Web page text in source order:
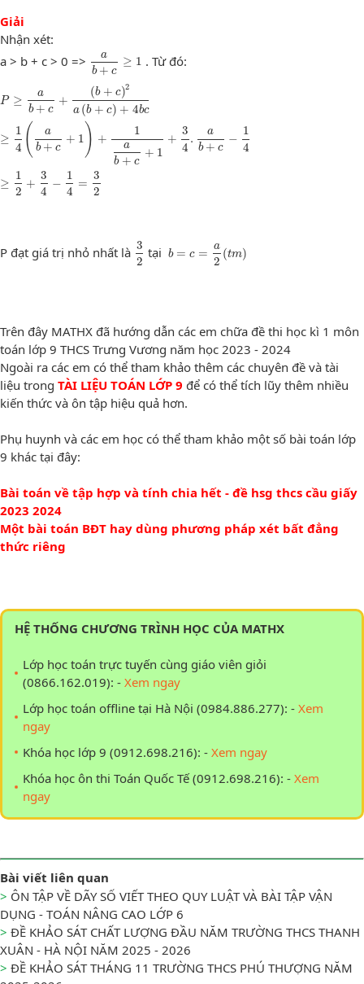
Giải
Nhận xét:
a > b + c > 0 =>
a
b + c
≥ 1
b+ ≥ . Từ đó:
P ≥
a
b + c
+
(b + c)2
a (b + c) + 4bc
≥
1
4 (
a
b + c
+ 1 ) +
1
a
b + c
+ 1
+
3
4
.
a
b + c
−
1
4
≥
1
2
+
3
4
−
1
4
=
3
2
P≥ +c a(b+ c)+
P đạt giá trị nhỏ nhất là 3
2
32 tại b = c =
a
2
(tm)
b tm
Trên đây MATHX đã hướng dẫn các em chữa đề thi học kì 1 môn
toán lớp 9 THCS Trưng Vương năm học 2023 - 2024
Ngoài ra các em có thể tham khảo thêm các chuyên đề và tài
liệu trong TÀI LIỆU TOÁN LỚP 9 để có thể tích lũy thêm nhiều
kiến thức và ôn tập hiệu quả hơn.
Phụ huynh và các em học có thể tham khảo một số bài toán lớp
9 khác tại đây:
Bài toán về tập hợp và tính chia hết - đề hsg thcs cầu giấy
2023 2024
Một bài toán BĐT hay dùng phương pháp xét bất đẳng
thức riêng
HỆ THỐNG CHƯƠNG TRÌNH HỌC CỦA MATHX
Lớp học toán trực tuyến cùng giáo viên giỏi
(0866.162.019): - Xem ngay
Lớp học toán offline tại Hà Nội (0984.886.277): - Xem
ngay
Khóa học lớp 9 (0912.698.216): - Xem ngay
Khóa học ôn thi Toán Quốc Tế (0912.698.216): - Xem
ngay
Bài viết liên quan
> ÔN TẬP VỀ DÃY SỐ VIẾT THEO QUY LUẬT VÀ BÀI TẬP VẬN
DỤNG - TOÁN NÂNG CAO LỚP 6
> ĐỀ KHẢO SÁT CHẤT LƯỢNG ĐẦU NĂM TRƯỜNG THCS THANH
XUÂN - HÀ NỘI NĂM 2025 - 2026
> ĐỀ KHẢO SÁT THÁNG 11 TRƯỜNG THCS PHÚ THƯỢNG NĂM